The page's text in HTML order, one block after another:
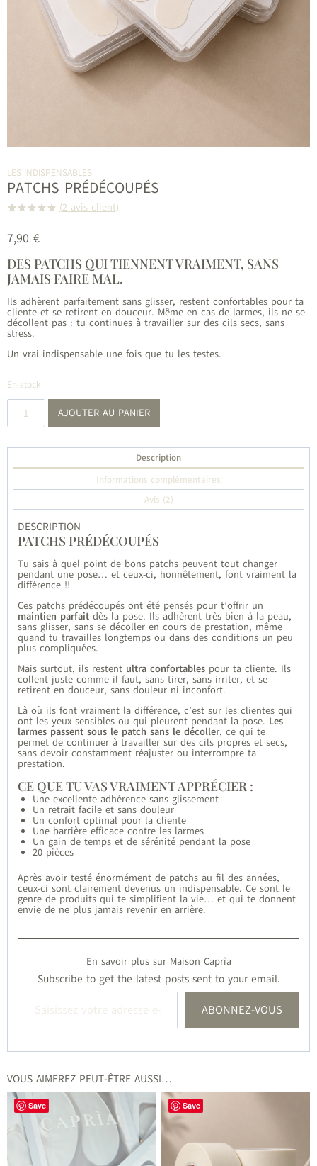
LES INDISPENSABLES
PATCHS PRÉDÉCOUPÉS
sur 5
basé sur
client
(2 avis client)
7,90 €
DES PATCHS QUI TIENNENT VRAIMENT, SANS
JAMAIS FAIRE MAL.
Ils adhèrent parfaitement sans glisser, restent confortables pour ta
cliente et se retirent en douceur. Même en cas de larmes, ils ne se
décollent pas : tu continues à travailler sur des cils secs, sans
stress.
Un vrai indispensable une fois que tu les testes.
En stock
quantité
Patchs
AJOUTER AU PANIER
Description
Informations complémentaires
Avis (2)
DESCRIPTION
PATCHS PRÉDÉCOUPÉS
Tu sais à quel point de bons patchs peuvent tout changer
pendant une pose… et ceux-ci, honnêtement, font vraiment la
différence !!
Ces patchs prédécoupés ont été pensés pour t’offrir un
maintien parfait dès la pose. Ils adhèrent très bien à la peau,
sans glisser, sans se décoller en cours de prestation, même
quand tu travailles longtemps ou dans des conditions un peu
plus compliquées.
Mais surtout, ils restent ultra confortables pour ta cliente. Ils
collent juste comme il faut, sans tirer, sans irriter, et se
retirent en douceur, sans douleur ni inconfort.
Là où ils font vraiment la différence, c’est sur les clientes qui
ont les yeux sensibles ou qui pleurent pendant la pose. Les
larmes passent sous le patch sans le décoller, ce qui te
permet de continuer à travailler sur des cils propres et secs,
sans devoir constamment réajuster ou interrompre ta
prestation.
CE QUE TU VAS VRAIMENT APPRÉCIER :
Une excellente adhérence sans glissement
Un retrait facile et sans douleur
Un confort optimal pour la cliente
Une barrière efficace contre les larmes
Un gain de temps et de sérénité pendant la pose
20 pièces
Après avoir testé énormément de patchs au fil des années,
ceux-ci sont clairement devenus un indispensable. Ce sont le
genre de produits qui te simplifient la vie… et qui te donnent
envie de ne plus jamais revenir en arrière.
En savoir plus sur Maison Caprìa
Subscribe to get the latest posts sent to your email.
Saisissez votre adresse e-mail…
ABONNEZ-VOUS
VOUS AIMEREZ PEUT-ÊTRE AUSSI…
Save Save